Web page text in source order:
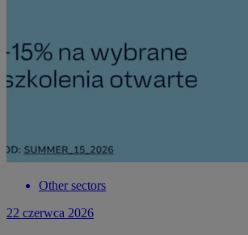
Other sectors
22 czerwca 2026